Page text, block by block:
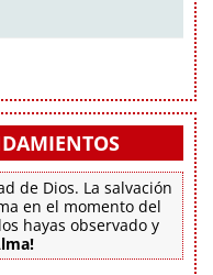
de Dios. La salvación
en el momento del
hayas observado y